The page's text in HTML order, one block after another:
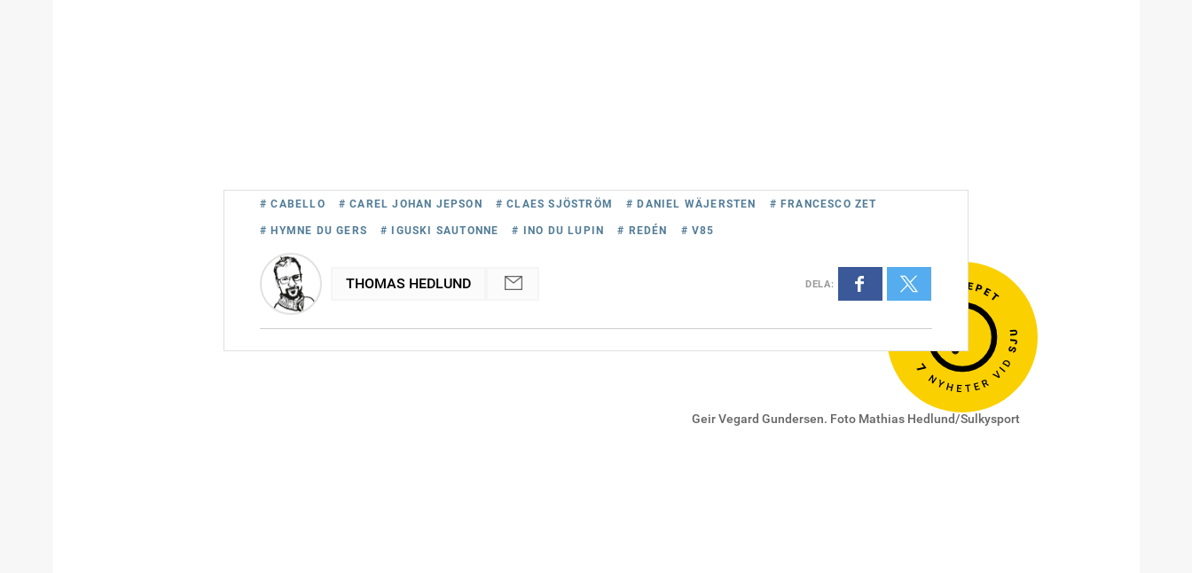
Geir Vegard Gundersen. Foto Mathias Hedlund/Sulkysport
# CABELLO # CAREL JOHAN JEPSON # CLAES SJÖSTRÖM # DANIEL WÄJERSTEN # FRANCESCO ZET
# HYMNE DU GERS # IGUSKI SAUTONNE # INO DU LUPIN # REDÉN # V85
THOMAS HEDLUND DELA: